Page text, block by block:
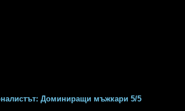
Доминиращи мъжкари 5/5